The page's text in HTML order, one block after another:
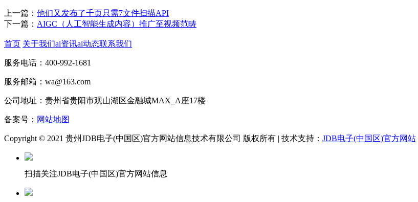
上一篇： 他们又发布了千页只需7文件扫描API
下一篇： AIGC（人工智能生成内容）推广至视频范畴
首页 关于我们ai资讯ai动态联系我们
服务电话：400-992-1681
服务邮箱：wa@163.com
公司地址：贵州省贵阳市观山湖区金融城MAX_A座17楼
备案号： 网站地图
Copyright © 2021 贵州JDB电子(中国区)官方网站信息技术有限公司 版权所有 | 技术支持： JDB电子(中国区)官方网站
扫描关注JDB电子(中国区)官方网站信息